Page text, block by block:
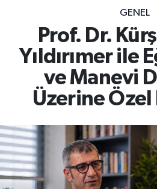
GENEL
Prof. Dr.
Yıldırımer ile
ve Manevi
Üzerine